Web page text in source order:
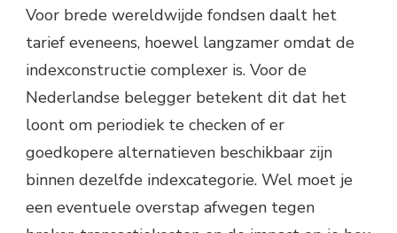
Voor brede wereldwijde fondsen daalt het
tarief eveneens, hoewel langzamer omdat de
indexconstructie complexer is. Voor de
Nederlandse belegger betekent dit dat het
loont om periodiek te checken of er
goedkopere alternatieven beschikbaar zijn
binnen dezelfde indexcategorie. Wel moet je
een eventuele overstap afwegen tegen